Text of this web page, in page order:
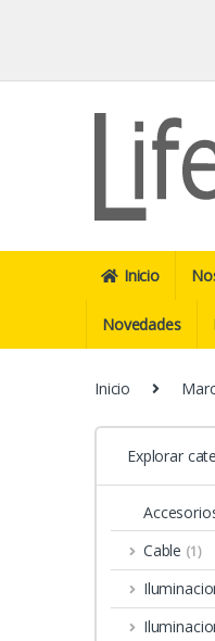
Inicio
Novedades
Inicio
Explorar
Cable (1)